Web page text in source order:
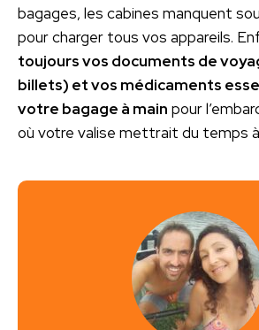
bagages, les cabines manquent
pour charger tous vos appareils.
toujours vos documents de
billets) et vos médicaments
votre bagage à main pour
où votre valise mettrait du temps à